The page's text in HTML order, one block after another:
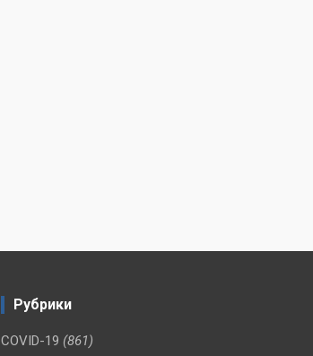
Рубрики
COVID-19 (861)